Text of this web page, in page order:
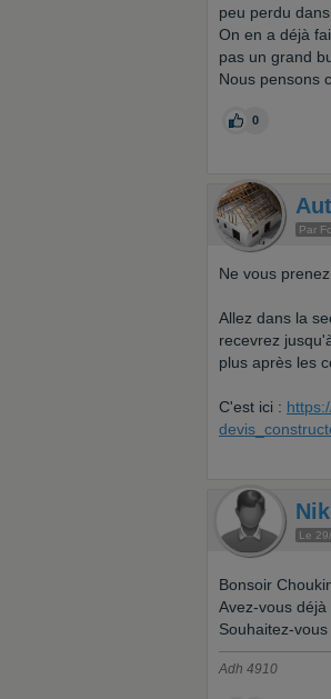
peu perdu
On en a déjà
pas un grand
Nous pensons
0
Par
Ne vous
Allez dans la
recevrez
plus après les
C'est ici :
Le
Bonsoir
Avez-vous
Souhaitez-
Adh 4910